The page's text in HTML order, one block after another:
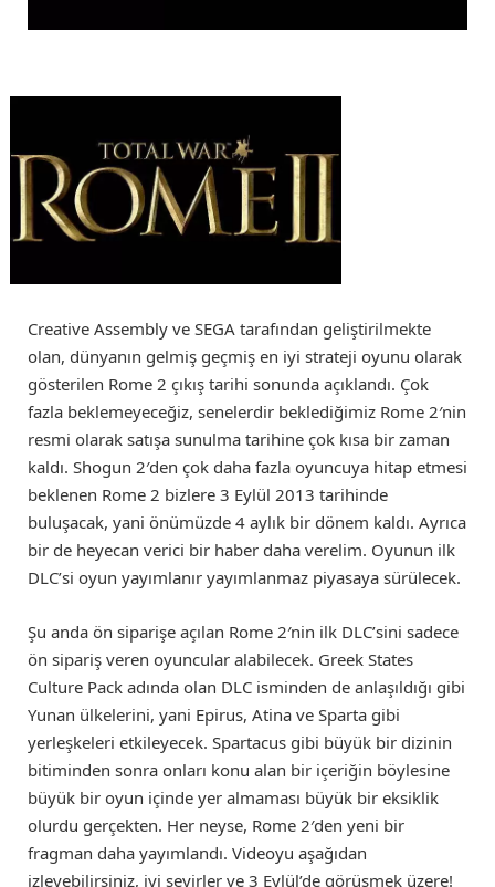
Creative Assembly ve SEGA tarafından geliştirilmekte
olan, dünyanın gelmiş geçmiş en iyi strateji oyunu olarak
gösterilen Rome 2 çıkış tarihi sonunda açıklandı. Çok
fazla beklemeyeceğiz, senelerdir beklediğimiz Rome 2′nin
resmi olarak satışa sunulma tarihine çok kısa bir zaman
kaldı. Shogun 2′den çok daha fazla oyuncuya hitap etmesi
beklenen Rome 2 bizlere 3 Eylül 2013 tarihinde
buluşacak, yani önümüzde 4 aylık bir dönem kaldı. Ayrıca
bir de heyecan verici bir haber daha verelim. Oyunun ilk
DLC’si oyun yayımlanır yayımlanmaz piyasaya sürülecek.
Şu anda ön siparişe açılan Rome 2′nin ilk DLC’sini sadece
ön sipariş veren oyuncular alabilecek. Greek States
Culture Pack adında olan DLC isminden de anlaşıldığı gibi
Yunan ülkelerini, yani Epirus, Atina ve Sparta gibi
yerleşkeleri etkileyecek. Spartacus gibi büyük bir dizinin
bitiminden sonra onları konu alan bir içeriğin böylesine
büyük bir oyun içinde yer almaması büyük bir eksiklik
olurdu gerçekten. Her neyse, Rome 2′den yeni bir
fragman daha yayımlandı. Videoyu aşağıdan
izleyebilirsiniz, iyi seyirler ve 3 Eylül’de görüşmek üzere!